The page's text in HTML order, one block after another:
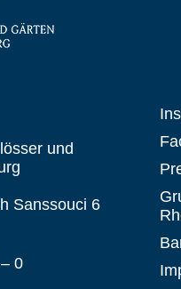
und
Sanssouci 6
0